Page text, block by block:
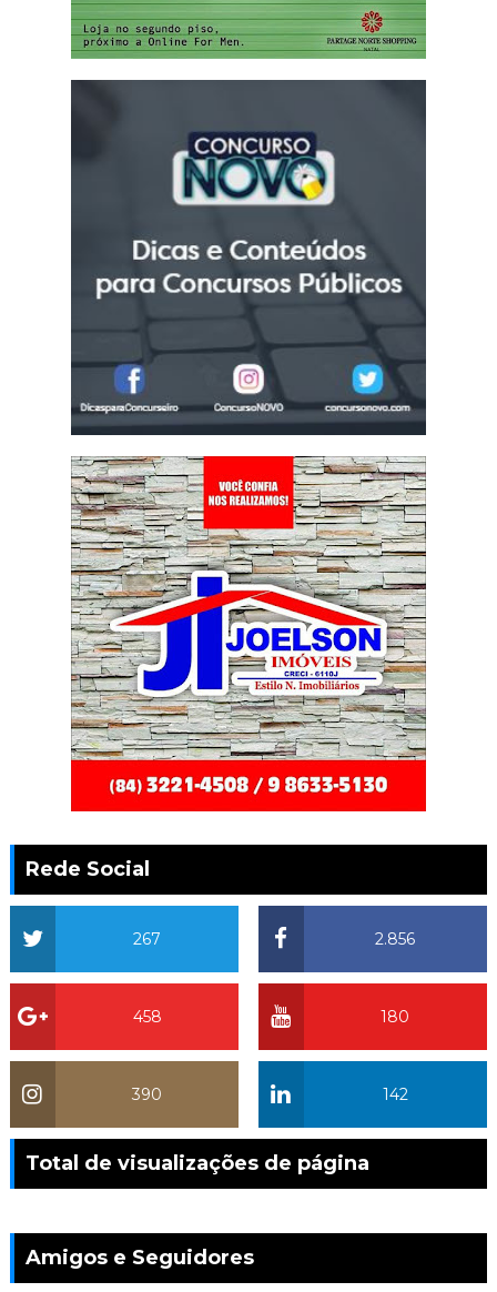
Rede Social
2.856
267
180
458
142
390
Total de visualizações de página
Amigos e Seguidores